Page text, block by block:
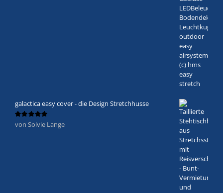
galactica easy cover - die Design Stretchhusse
Bewertet
von Solvie Lange